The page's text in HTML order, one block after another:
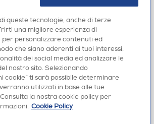
disponibile
non disponibile
AGGIUNGI
queste tecnologie, anche di terze
una migliore esperienza di
per personalizzare contenuti ed
che siano aderenti ai tuoi interessi,
dei social media ed analizzare le
nostro sito. Selezionando
cookie” ti sarà possibile determinare
utilizzati in base alle tue
la nostra cookie policy per
Cookie Policy